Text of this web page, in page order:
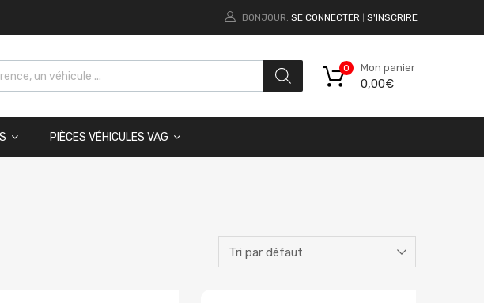
BONJOUR. SE CONNECTER S'INSCRIRE
Mon panier
0,00€
0
PIÈCES VÉHICULES VAG